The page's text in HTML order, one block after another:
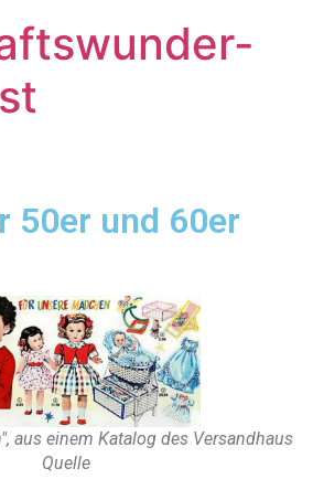
50er und 60er
aus einem Katalog des Versandhaus
Quelle